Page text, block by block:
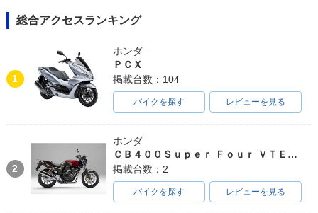
総合アクセスランキング
1
ホンダ
ＰＣＸ
掲載台数：104
バイクを探す レビューを見る
2
ホンダ
ＣＢ４００Ｓｕｐｅｒ Ｆｏｕｒ ＶＴＥＣ ＳＰＥＣ３
掲載台数：2
バイクを探す レビューを見る